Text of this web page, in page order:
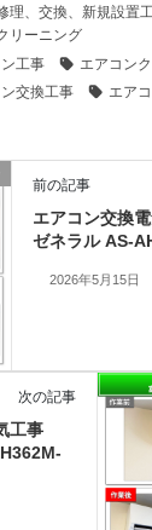
理、交換、新規設置
リーニング
工事
エアコン
交換工事
エア
前の記事
エアコン交換
ゼネラル AS-
2026年5月15日
次の記事
工事